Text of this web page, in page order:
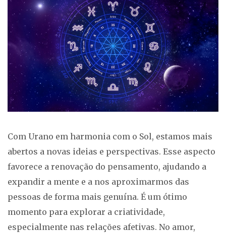
Com Urano em harmonia com o Sol, estamos mais
abertos a novas ideias e perspectivas. Esse aspecto
favorece a renovação do pensamento, ajudando a
expandir a mente e a nos aproximarmos das
pessoas de forma mais genuína. É um ótimo
momento para explorar a criatividade,
especialmente nas relações afetivas. No amor,